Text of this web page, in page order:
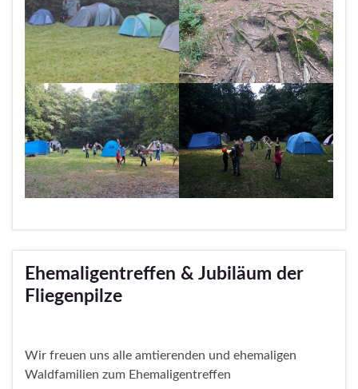
Ehemaligentreffen & Jubiläum der
Fliegenpilze
Wir freuen uns alle amtierenden und ehemaligen
Waldfamilien zum Ehemaligentreffen